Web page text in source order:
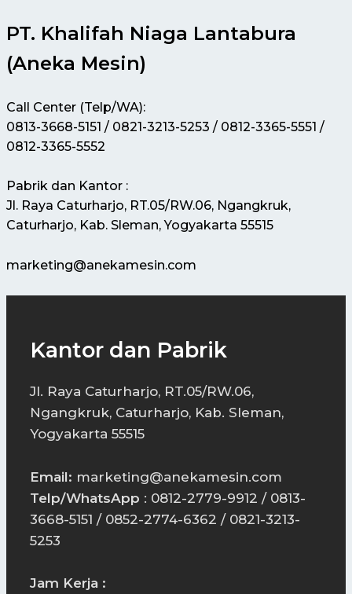
PT. Khalifah Niaga Lantabura
(Aneka Mesin)
Call Center (Telp/WA):
0813-3668-5151 / 0821-3213-5253 / 0812-3365-5551 /
0812-3365-5552
Pabrik dan Kantor :
Jl. Raya Caturharjo, RT.05/RW.06, Ngangkruk,
Caturharjo, Kab. Sleman, Yogyakarta 55515
marketing@anekamesin.com
Kantor dan Pabrik
Jl. Raya Caturharjo, RT.05/RW.06,
Ngangkruk, Caturharjo, Kab. Sleman,
Yogyakarta 55515
Email: marketing@anekamesin.com
Telp/WhatsApp : 0812-2779-9912 / 0813-
3668-5151 / 0852-2774-6362 / 0821-3213-
5253
Jam Kerja :